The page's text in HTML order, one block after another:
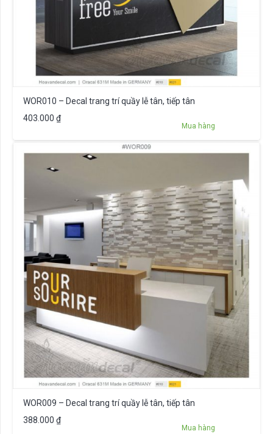
WOR010 – Decal trang trí quầy lễ tân, tiếp tân
403.000 ₫
Mua hàng
WOR009 – Decal trang trí quầy lễ tân, tiếp tân
388.000 ₫
Mua hàng